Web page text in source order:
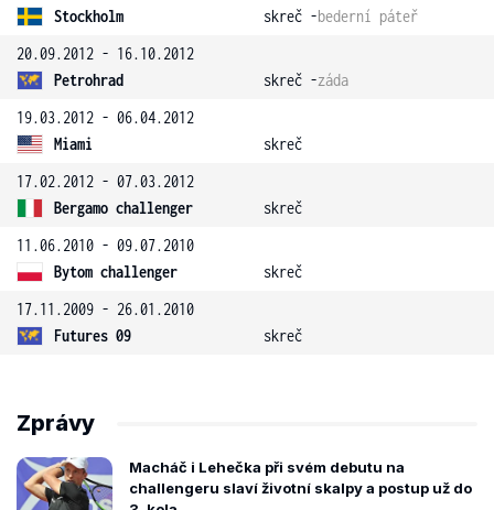
Stockholm
skreč -bederní páteř
20.09.2012 - 16.10.2012
Petrohrad
skreč -záda
19.03.2012 - 06.04.2012
Miami
skreč
17.02.2012 - 07.03.2012
Bergamo challenger
skreč
11.06.2010 - 09.07.2010
Bytom challenger
skreč
17.11.2009 - 26.01.2010
Futures 09
skreč
Zprávy
Macháč i Lehečka při svém debutu na
challengeru slaví životní skalpy a postup už do